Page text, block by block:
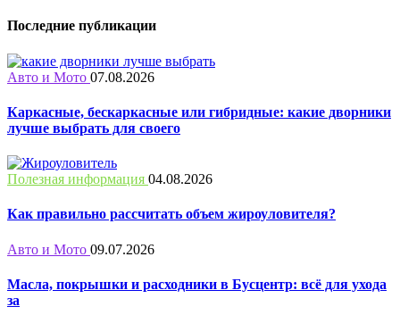
Последние публикации
Авто и Мото 07.08.2026
Каркасные, бескаркасные или гибридные: какие дворники
лучше выбрать для своего
Полезная информация 04.08.2026
Как правильно рассчитать объем жироуловителя?
Авто и Мото 09.07.2026
Масла, покрышки и расходники в Бусцентр: всё для ухода
за